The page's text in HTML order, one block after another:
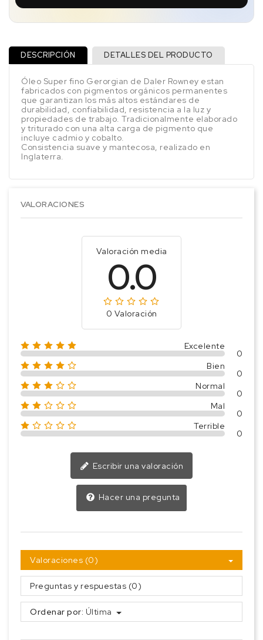
DESCRIPCIÓN DETALLES DEL PRODUCTO
Óleo Super fino Gerorgian de Daler Rowney estan
fabricados con pigmentos orgánicos permanentes
que garantizan los más altos estándares de
durabilidad, confiabilidad, resistencia a la luz y
propiedades de trabajo. Tradicionalmente elaborado
y triturado con una alta carga de pigmento que
incluye cadmio y cobalto.
Consistencia suave y mantecosa, realizado en
Inglaterra.
VALORACIONES
Valoración media
0.0
0 Valoración
Excelente
0
Bien
0
Normal
0
Mal
0
Terrible
0
Escribir una valoración
Hacer una pregunta
Valoraciones (0)
Preguntas y respuestas (0)
Ordenar por: Última